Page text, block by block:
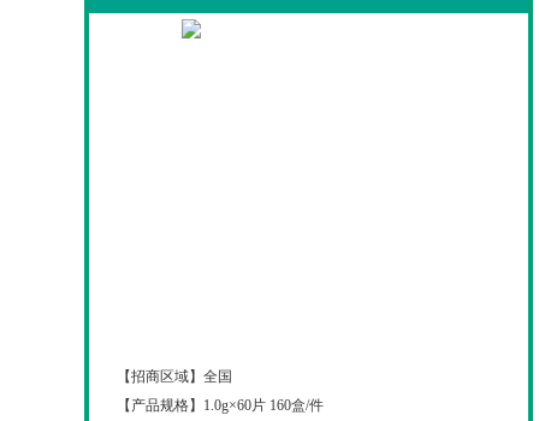
【招商区域】 全国
【产品规格】
1.0g×60片 160盒/件